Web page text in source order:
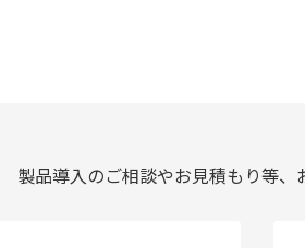
製品導入のご相談やお見積もり等、